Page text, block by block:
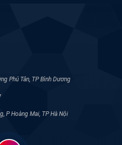
Phú Tân, TP Bình Dương
P Hoàng Mai, TP Hà Nội